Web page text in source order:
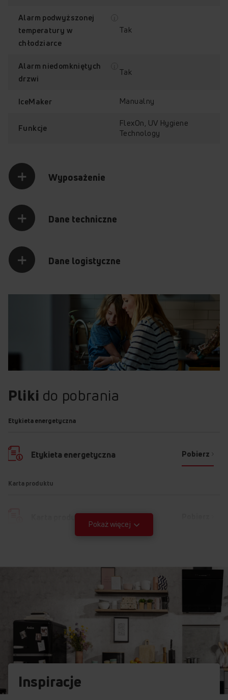
Alarm podwyższonej
temperatury w
chłodziarce
Tak
Alarm niedomkniętych
drzwi
Tak
IceMaker Manualny
Funkcje
FlexOn, UV Hygiene
Technology
Wyposażenie
Dane techniczne
Dane logistyczne
Pliki do pobrania
Etykieta energetyczna
Etykieta energetyczna Pobierz
Karta produktu
Karta produktu
Ostrzeżenia i informacje dotyczące
Pobierz
Pokaż więcej
Inspiracje